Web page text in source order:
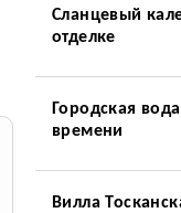
Сланцевый
отделке
Городская
времени
Вилла